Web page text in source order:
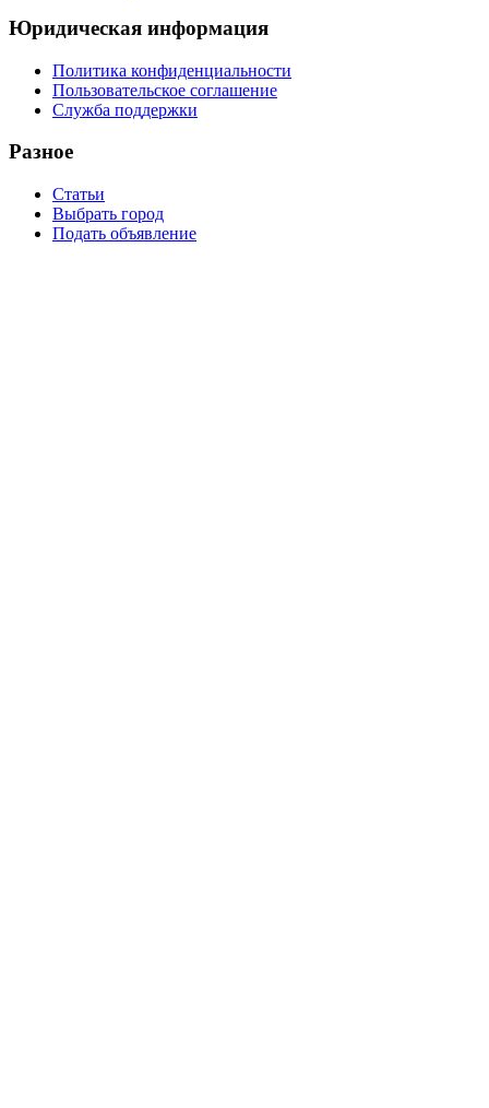
Юридическая информация
Политика конфиденциальности
Пользовательское соглашение
Служба поддержки
Разное
Статьи
Выбрать город
Подать объявление